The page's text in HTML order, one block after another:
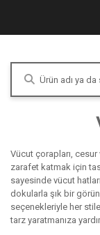
Vücut çorapları, cesur
zarafet katmak için
sayesinde vücut
dokularla şık bir
seçenekleriyle her
tarz yaratmanıza